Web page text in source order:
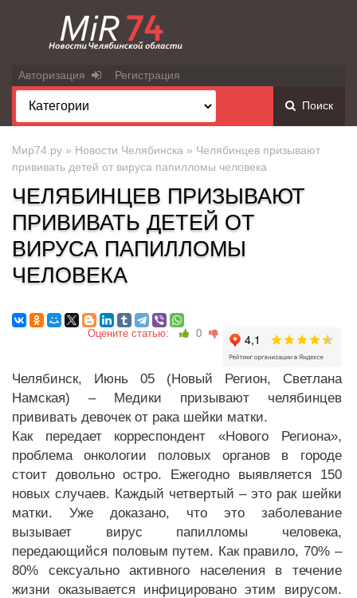
Авторизация Регистрация
Поиск
Мир74.ру » Новости Челябинска » Челябинцев призывают
прививать детей от вируса папилломы человека
ЧЕЛЯБИНЦЕВ ПРИЗЫВАЮТ
ПРИВИВАТЬ ДЕТЕЙ ОТ
ВИРУСА ПАПИЛЛОМЫ
ЧЕЛОВЕКА
Оцените статью: 0
Челябинск, Июнь 05 (Новый Регион, Светлана
Намская) – Медики призывают челябинцев
прививать девочек от рака шейки матки.
Как передает корреспондент «Нового Региона»,
проблема онкологии половых органов в городе
стоит довольно остро. Ежегодно выявляется 150
новых случаев. Каждый четвертый – это рак шейки
матки. Уже доказано, что это заболевание
вызывает вирус папилломы человека,
передающийся половым путем. Как правило, 70% –
80% сексуально активного населения в течение
жизни оказывается инфицировано этим вирусом.